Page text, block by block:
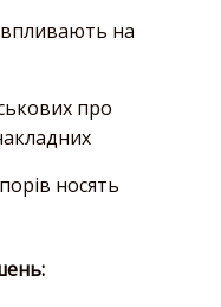
впливають на
про
носять